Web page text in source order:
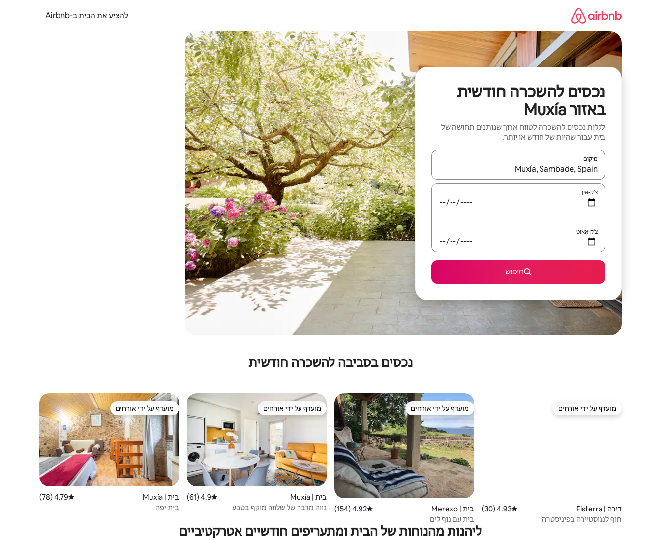
להציע את הבית ב-Airbnb
נכסים להשכרה חודשית
באזור Muxía
לגלות נכסים להשכרה לטווח ארוך שנותנים תחושה של
בית עבור שהיות של חודש או יותר.
מיקום
כאשר התוצאות יהיו זמינות, יש לנווט עם מקשי החיצים למעלה ולמטה או לעיין בעזרת תנועות מגע או החלקה.
צ'ק-אין
צ'ק-אאוט
חיפוש
נכסים בסביבה להשכרה חודשית
מועדף על ידי אורחים
מועדף על ידי אורחים
דירה | Fisterra דירוג ממוצע של 4.93 מתוך 5, 30 ביקורות
4.93 (30)
חוף לנגוסטיירה בפיניסטרה
מועדף על ידי אורחים
מועדף על ידי אורחים
בית | Merexo דירוג ממוצע של 4.92 מתוך 5, 154 ביקורות
4.92 (154)
בית עם נוף לים
מועדף על ידי אורחים
מועדף על ידי אורחים
בית | Muxía דירוג ממוצע של 4.9 מתוך 5, 61 ביקורות
4.9 (61)
נווה מדבר של שלווה מוקף בטבע
מועדף על ידי אורחים
מועדף על ידי אורחים
בית | Muxía דירוג ממוצע של 4.79 מתוך 5, 78 ביקורות
4.79 (78)
בית יפה
ליהנות מהנוחות של הבית ומתעריפים חודשיים אטרקטיביים